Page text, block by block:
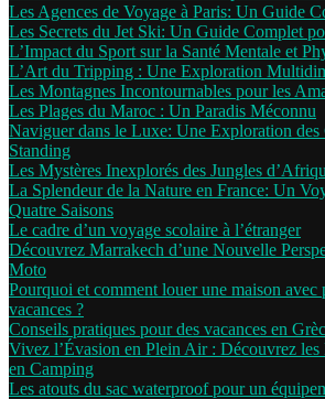
Les Agences de Voyage à Paris: Un Guide
Les Secrets du Jet Ski: Un Guide Complet
L’Impact du Sport sur la Santé Mentale et
L’Art du Tripping : Une Exploration
Les Montagnes Incontournables pour les
Les Plages du Maroc : Un Paradis Méconnu
Naviguer dans le Luxe: Une Exploration des
Standing
Les Mystères Inexplorés des Jungles
La Splendeur de la Nature en France: Un
Quatre Saisons
Le cadre d’un voyage scolaire à l’étranger
Découvrez Marrakech d’une Nouvelle
Moto
Pourquoi et comment louer une maison avec
vacances ?
Conseils pratiques pour des vacances en
Vivez l’Évasion en Plein Air : Découvrez les
en Camping
Les atouts du sac waterproof pour un